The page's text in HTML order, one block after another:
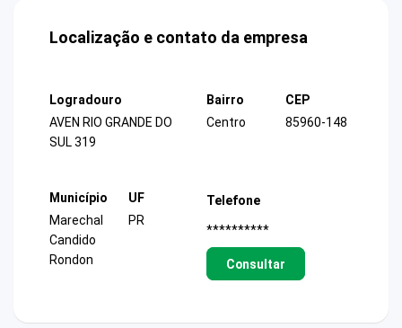
Localização e contato da empresa
Logradouro
AVEN RIO GRANDE DO
SUL 319
Bairro
Centro
CEP
85960-148
Município
Marechal
Candido
Rondon
UF
PR
Telefone
**********
Consultar